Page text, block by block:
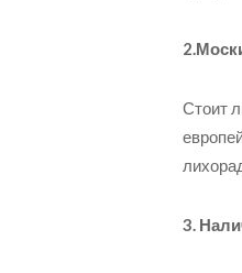
Стоит
3.